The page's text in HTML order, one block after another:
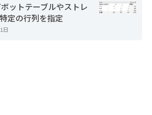
ットテーブルやストレ
定の行列を指定
日